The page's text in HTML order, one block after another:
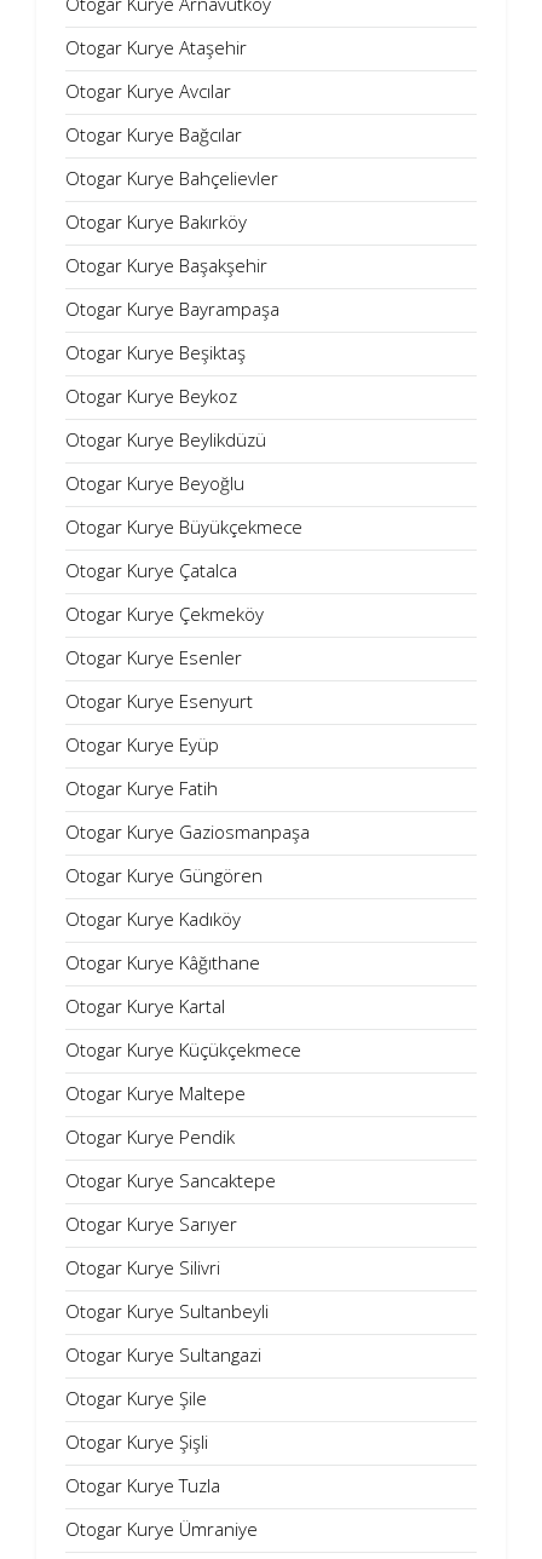
Otogar Kurye Ataşehir
Otogar Kurye Avcılar
Otogar Kurye Bağcılar
Otogar Kurye Bahçelievler
Otogar Kurye Bakırköy
Otogar Kurye Başakşehir
Otogar Kurye Bayrampaşa
Otogar Kurye Beşiktaş
Otogar Kurye Beykoz
Otogar Kurye Beylikdüzü
Otogar Kurye Beyoğlu
Otogar Kurye Büyükçekmece
Otogar Kurye Çatalca
Otogar Kurye Çekmeköy
Otogar Kurye Esenler
Otogar Kurye Esenyurt
Otogar Kurye Eyüp
Otogar Kurye Fatih
Otogar Kurye Gaziosmanpaşa
Otogar Kurye Güngören
Otogar Kurye Kadıköy
Otogar Kurye Kâğıthane
Otogar Kurye Kartal
Otogar Kurye Küçükçekmece
Otogar Kurye Maltepe
Otogar Kurye Pendik
Otogar Kurye Sancaktepe
Otogar Kurye Sarıyer
Otogar Kurye Silivri
Otogar Kurye Sultanbeyli
Otogar Kurye Sultangazi
Otogar Kurye Şile
Otogar Kurye Şişli
Otogar Kurye Tuzla
Otogar Kurye Ümraniye